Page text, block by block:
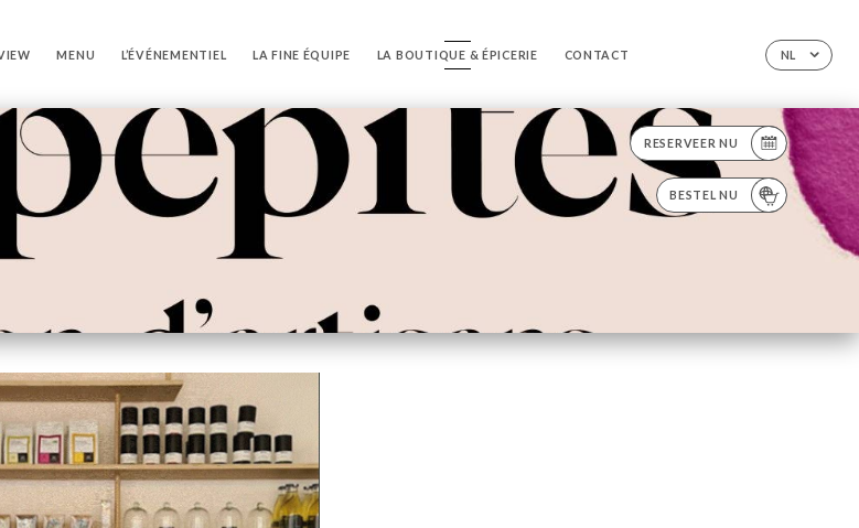
NL
MENU L’ÉVÉNEMENTIEL LA FINE ÉQUIPE LA BOUTIQUE & ÉPICERIE CONTACT
RESERVEER NU
BESTEL NU